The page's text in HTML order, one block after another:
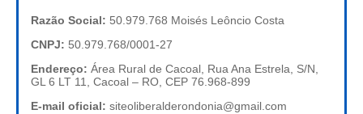
Razão Social: 50.979.768 Moisés Leôncio Costa
CNPJ: 50.979.768/0001-27
Endereço: Área Rural de Cacoal, Rua Ana Estrela, S/N,
GL 6 LT 11, Cacoal – RO, CEP 76.968-899
E-mail oficial: siteoliberalderondonia@gmail.com